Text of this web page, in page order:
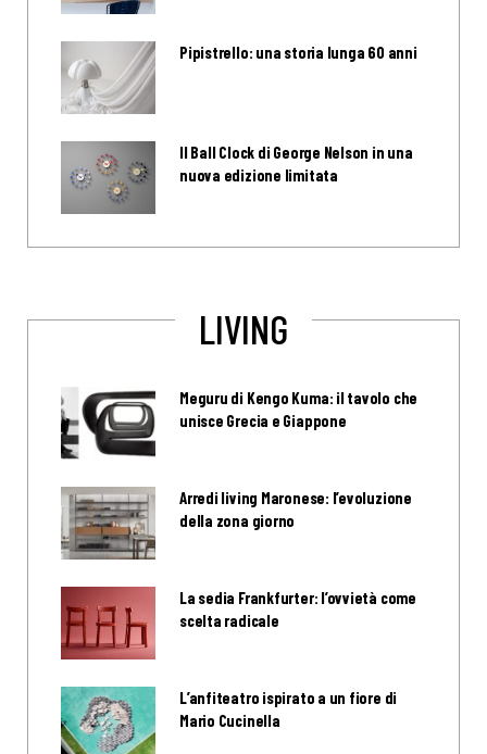
Pipistrello: una storia lunga 60 anni
Il Ball Clock di George Nelson in una
nuova edizione limitata
LIVING
Meguru di Kengo Kuma: il tavolo che
unisce Grecia e Giappone
Arredi living Maronese: l’evoluzione
della zona giorno
La sedia Frankfurter: l’ovvietà come
scelta radicale
L’anfiteatro ispirato a un fiore di
Mario Cucinella